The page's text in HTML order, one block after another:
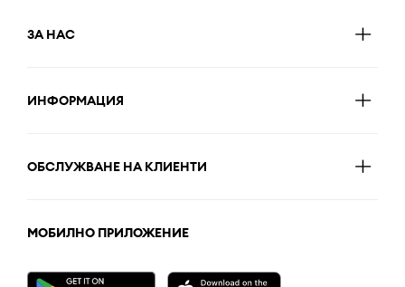
ЗА НАС
ИНФОРМАЦИЯ
ОБСЛУЖВАНЕ НА КЛИЕНТИ
МОБИЛНО ПРИЛОЖЕНИЕ